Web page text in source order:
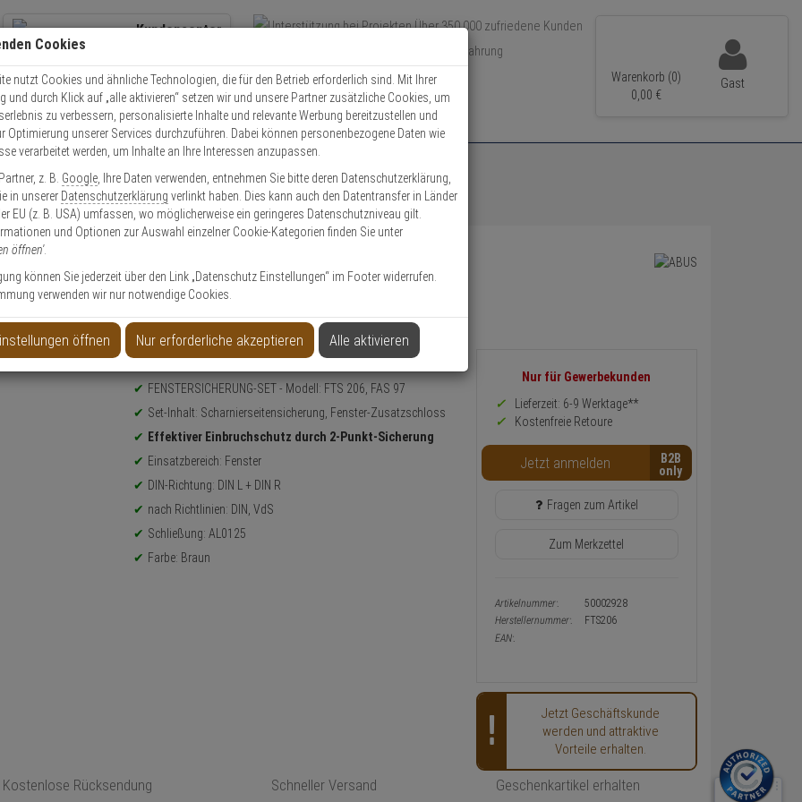
Kundencenter
Kontaktservice nutzen
Mo. - Do.: 8:00 - 16:30 Fr. 8:00 - 14:00 Uhr
Über 350.000 zufriedene Kunden
Über 15 Jahre Erfahrung
Schneller Versand
Warenkorb (0)
0, 00 €
Gast
Abus FTS206 B + Abus FAS97 B Fenstersicherung Set
Set
Produktinformationen
FENSTERSICHERUNG-SET - Modell: FTS 206, FAS 97
Set-Inhalt: Scharnierseitensicherung, Fenster-Zusatzschloss
Effektiver Einbruchschutz durch 2-Punkt-Sicherung
Einsatzbereich: Fenster
DIN-Richtung: DIN L + DIN R
nach Richtlinien: DIN, VdS
Schließung: AL0125
Farbe: Braun
Informationen
Preis,
Verfügbakeit
Warenkorb-
oder
Konfigurieren-
Nur für Gewerbekunden
Lieferzeit: 6-9 Werktage**
Kostenfreie Retoure
Jetzt anmelden B2B
Fragen zum Artikel
Zum Merkzettel
Artikelnummer:
50002928
Herstellernummer:
FTS206
EAN:
Jetzt Geschäftskunde
werden und attraktive
Vorteile erhalten.
Kostenlose Rücksendung Schneller Versand Geschenkartikel erhalten
Cookies
nutzt Cookies und ähnliche Technologien, die für den Betrieb erforderlich sind. Mit Ihrer
und durch Klick auf „alle aktivieren“ setzen wir und unsere Partner zusätzliche Cookies, um
zu verbessern, personalisierte Inhalte und relevante Werbung bereitzustellen und
Optimierung unserer Services durchzuführen. Dabei können personenbezogene Daten wie
verarbeitet werden, um Inhalte an Ihre Interessen anzupassen.
z. B. Google , Ihre Daten verwenden, entnehmen Sie bitte deren Datenschutzerklärung,
in unserer Datenschutzerklärung verlinkt haben. Dies kann auch den Datentransfer in Länder
EU (z. B. USA) umfassen, wo möglicherweise ein geringeres Datenschutzniveau gilt.
und Optionen zur Auswahl einzelner Cookie-Kategorien finden Sie unter
öffnen'.
können Sie jederzeit über den Link „Datenschutz Einstellungen“ im Footer widerrufen.
verwenden wir nur notwendige Cookies.
öffnen Nur erforderliche akzeptieren Alle aktivieren